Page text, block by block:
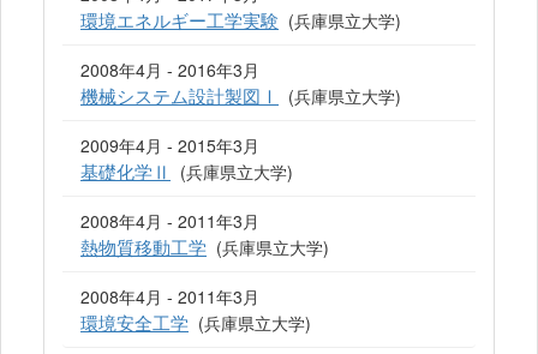
環境エネルギー工学実験 (兵庫県立大学)
2008年4月 - 2016年3月
機械システム設計製図Ⅰ (兵庫県立大学)
2009年4月 - 2015年3月
基礎化学Ⅱ (兵庫県立大学)
2008年4月 - 2011年3月
熱物質移動工学 (兵庫県立大学)
2008年4月 - 2011年3月
環境安全工学 (兵庫県立大学)